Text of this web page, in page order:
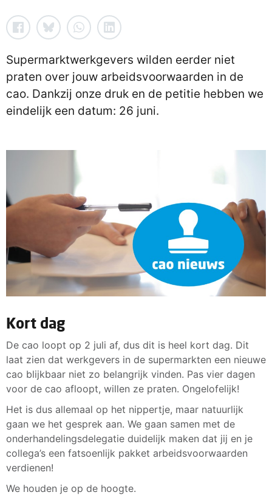
Supermarktwerkgevers wilden eerder niet
praten over jouw arbeidsvoorwaarden in de
cao. Dankzij onze druk en de petitie hebben we
eindelijk een datum: 26 juni.
Kort dag
De cao loopt op 2 juli af, dus dit is heel kort dag. Dit
laat zien dat werkgevers in de supermarkten een nieuwe
cao blijkbaar niet zo belangrijk vinden. Pas vier dagen
voor de cao afloopt, willen ze praten. Ongelofelijk!
Het is dus allemaal op het nippertje, maar natuurlijk
gaan we het gesprek aan. We gaan samen met de
onderhandelingsdelegatie duidelijk maken dat jij en je
collega’s een fatsoenlijk pakket arbeidsvoorwaarden
verdienen!
We houden je op de hoogte.